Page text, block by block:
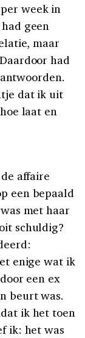
week in
geen
maar
had
dat ik uit
laat en
affaire
een bepaald
met haar
schuldig?
enige wat ik
een ex
beurt was.
ik het toen
ik: het was